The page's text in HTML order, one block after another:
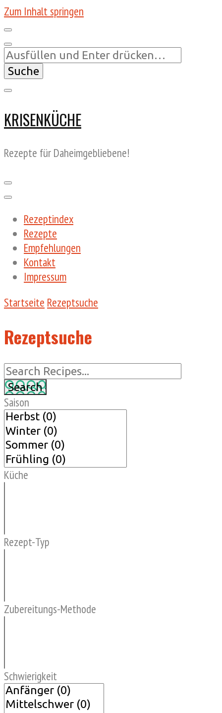
Zum Inhalt springen
Suchst
du
nach
KRISENKÜCHE
Rezepte für Daheimgebliebene!
Rezeptindex
Rezepte
Empfehlungen
Kontakt
Impressum
Startseite Rezeptsuche
Rezeptsuche
Saison
Küche
Rezept-Typ
Zubereitungs-Methode
Schwierigkeit